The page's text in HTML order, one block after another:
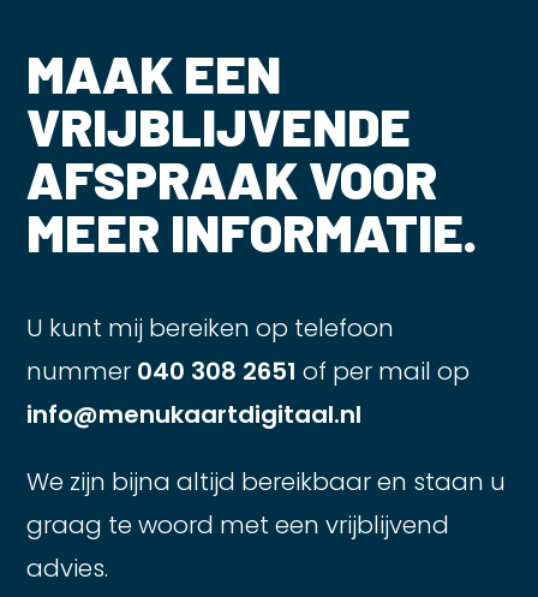
MAAK EEN
VRIJBLIJVENDE
AFSPRAAK VOOR
MEER INFORMATIE.
U kunt mij bereiken op telefoon
nummer 040 308 2651 of per mail op
info@menukaartdigitaal.nl
We zijn bijna altijd bereikbaar en staan u
graag te woord met een vrijblijvend
advies.